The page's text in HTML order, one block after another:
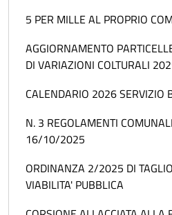
5 PER MILLE AL PROPRIO
AGGIORNAMENTO
DI VARIAZIONI COLTURALI
CALENDARIO 2026 SERVIZIO
N. 3 REGOLAMENTI
16/10/2025
ORDINANZA 2/2025 DI
VIABILITA' PUBBLICA